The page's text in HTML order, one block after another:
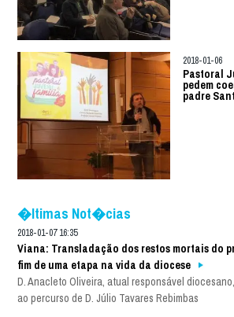
2018-01-06
Pastoral
pedem
padre
�ltimas Not�cias
2018-01-07 16:35
Viana: Transladação dos restos mortais do
fim de uma etapa na vida da diocese
D. Anacleto Oliveira, atual responsável
ao percurso de D. Júlio Tavares Rebimbas